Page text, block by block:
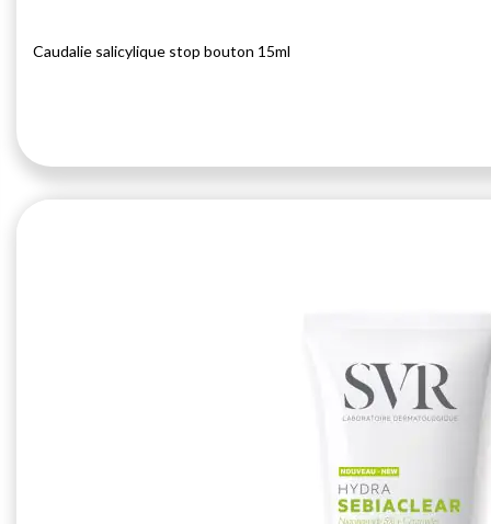
Caudalie salicylique stop bouton 15ml